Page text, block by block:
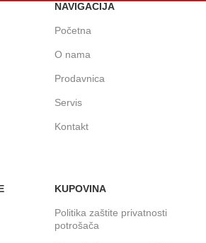
NAVIGACIJA
Početna
O nama
Prodavnica
Servis
Kontakt
KUPOVINA
Politika zaštite privatnosti
potrošača